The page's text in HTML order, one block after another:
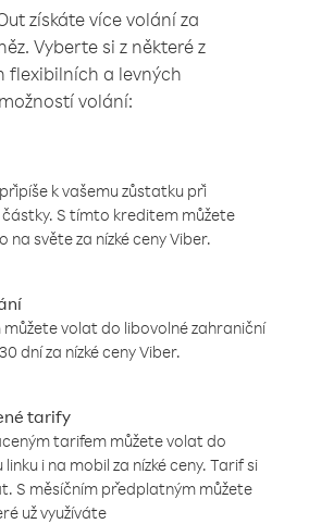
získáte více volání za
Vyberte si z některé z
flexibilních a levných
možností volání:
k vašemu zůstatku při
S tímto kreditem můžete
na světe za nízké ceny Viber.
volat do libovolné zahraniční
dní za nízké ceny Viber.
tarify
tarifem můžete volat do
i na mobil za nízké ceny. Tarif si
S měsíčním předplatným můžete
už využíváte